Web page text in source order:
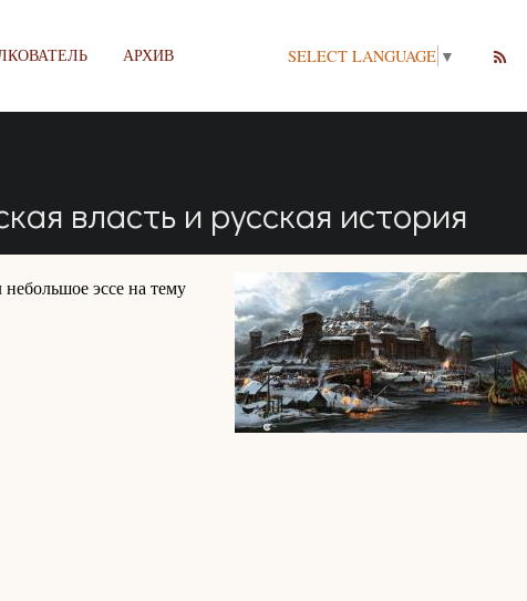
АРХИВ SELECT LANGUAGE ▼
власть и русская история
эссе на тему